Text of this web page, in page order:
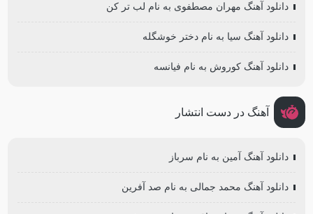
دانلود آهنگ مهران مصطفوی به نام لب تر کن
دانلود آهنگ سیا به نام دختر خوشگله
دانلود آهنگ کوروش به نام فیانسه
آهنگ در دست انتشار
دانلود آهنگ آمین به نام سرباز
دانلود آهنگ محمد جمالی به نام صد آفرین